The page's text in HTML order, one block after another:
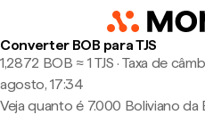
Converter BOB para TJS
1,2872 BOB ≈ 1 TJS · Taxa de
agosto, 17:34
Veja quanto é 7.000 Boliviano